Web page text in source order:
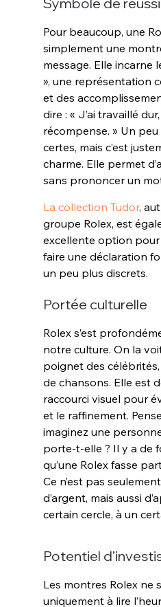
Pour beaucoup, une
simplement une
message. Elle incarne
», une représentation
et des
dire : « J’ai travaillé
récompense. » Un
certes, mais c’est
charme. Elle permet
sans prononcer un
La collection Tudor,
groupe Rolex, est
excellente option
faire une déclaration
un peu plus discrets.
Portée culturelle
Rolex s’est
notre culture. On la
poignet des
de chansons. Elle est
raccourci visuel pour
et le raffinement.
imaginez une
porte-t-elle ? Il y a de
qu’une Rolex fasse
Ce n’est pas
d’argent, mais aussi
certain cercle, à un
Potentiel
Les montres Rolex ne
uniquement à lire